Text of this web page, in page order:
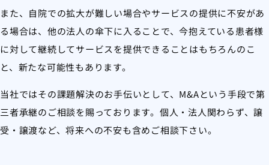
また、自院での拡大が難しい場合やサービスの提供に不安があ
る場合は、他の法人の傘下に入ることで、今抱えている患者様
に対して継続してサービスを提供できることはもちろんのこ
と、新たな可能性もあります。
当社ではその課題解決のお手伝いとして、M&Aという手段で第
三者承継のご相談を賜っております。個人・法人関わらず、譲
受・譲渡など、将来への不安も含めご相談下さい。